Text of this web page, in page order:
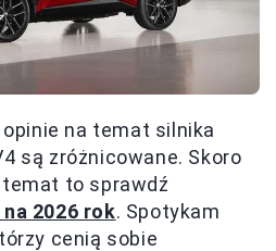
na temat silnika
są zróżnicowane. Skoro
to sprawdź
2026 rok. Spotykam
cenią sobie